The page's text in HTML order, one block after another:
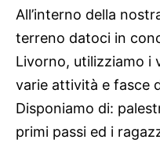
All’interno della
terreno datoci in
Livorno, utilizziamo i
varie attività e fasce
Disponiamo di:
primi passi ed i